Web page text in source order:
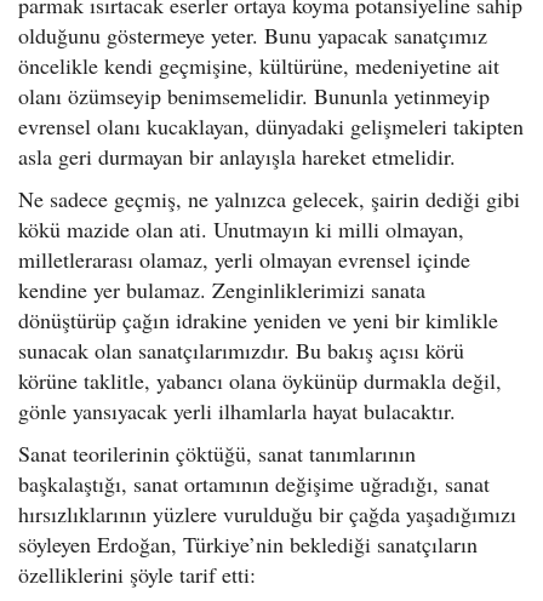
olduğunu göstermeye yeter. Bunu yapacak sanatçımız
öncelikle kendi geçmişine, kültürüne, medeniyetine ait
olanı özümseyip benimsemelidir. Bununla yetinmeyip
evrensel olanı kucaklayan, dünyadaki gelişmeleri takipten
asla geri durmayan bir anlayışla hareket etmelidir.
Ne sadece geçmiş, ne yalnızca gelecek, şairin dediği gibi
kökü mazide olan ati. Unutmayın ki milli olmayan,
milletlerarası olamaz, yerli olmayan evrensel içinde
kendine yer bulamaz. Zenginliklerimizi sanata
dönüştürüp çağın idrakine yeniden ve yeni bir kimlikle
sunacak olan sanatçılarımızdır. Bu bakış açısı körü
körüne taklitle, yabancı olana öykünüp durmakla değil,
gönle yansıyacak yerli ilhamlarla hayat bulacaktır.
Sanat teorilerinin çöktüğü, sanat tanımlarının
başkalaştığı, sanat ortamının değişime uğradığı, sanat
hırsızlıklarının yüzlere vurulduğu bir çağda yaşadığımızı
söyleyen Erdoğan, Türkiye’nin beklediği sanatçıların
özelliklerini şöyle tarif etti: